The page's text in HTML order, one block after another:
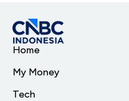
Home
My Money
Tech